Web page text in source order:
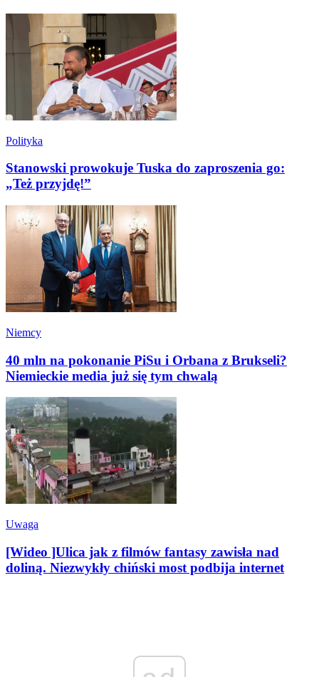
Polityka
Stanowski prowokuje Tuska do zaproszenia go:
„Też przyjdę!”
Niemcy
40 mln na pokonanie PiSu i Orbana z Brukseli?
Niemieckie media już się tym chwalą
Uwaga
[Wideo ]Ulica jak z filmów fantasy zawisła nad
doliną. Niezwykły chiński most podbija internet